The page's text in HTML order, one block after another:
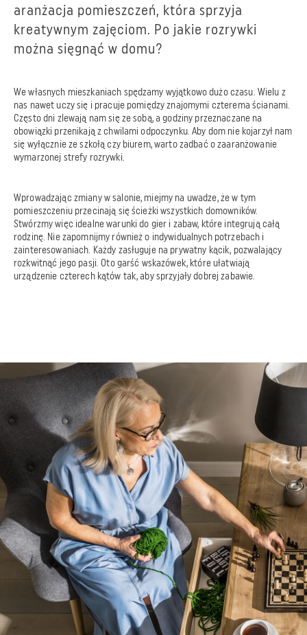
aranżacja pomieszczeń, która sprzyja
kreatywnym zajęciom. Po jakie rozrywki
można sięgnąć w domu?
We własnych mieszkaniach spędzamy wyjątkowo dużo czasu. Wielu z
nas nawet uczy się i pracuje pomiędzy znajomymi czterema ścianami.
Często dni zlewają nam się ze sobą, a godziny przeznaczane na
obowiązki przenikają z chwilami odpoczynku. Aby dom nie kojarzył nam
się wyłącznie ze szkołą czy biurem, warto zadbać o zaaranżowanie
wymarzonej strefy rozrywki.
Wprowadzając zmiany w salonie, miejmy na uwadze, że w tym
pomieszczeniu przecinają się ścieżki wszystkich domowników.
Stwórzmy więc idealne warunki do gier i zabaw, które integrują całą
rodzinę. Nie zapomnijmy również o indywidualnych potrzebach i
zainteresowaniach. Każdy zasługuje na prywatny kącik, pozwalający
rozkwitnąć jego pasji. Oto garść wskazówek, które ułatwiają
urządzenie czterech kątów tak, aby sprzyjały dobrej zabawie.